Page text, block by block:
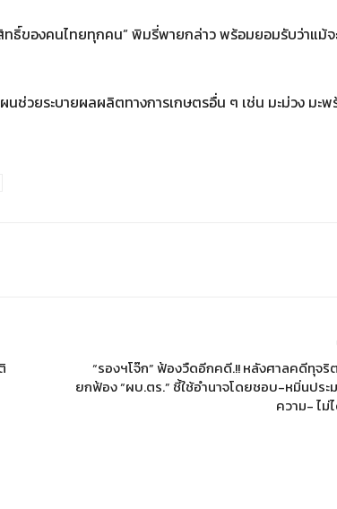
ธิ์ของคนไทยทุกคน” พิมรี่พายกล่าว พร้อมยอมรับว่าแม้จ
วยระบายผลผลิตทางการเกษตรอื่น ๆ เช่น มะม่วง มะพ
“รองฯโจ๊ก” ฟ้องวืดอีกคดี.!! หลังศาลคดีทุจ
ยกฟ้อง “ผบ.ตร.” ชี้ใช้อำนาจโดยชอบ-หมิ่นประ
ความ- ไม่